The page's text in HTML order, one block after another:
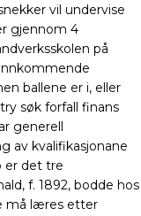
vil undervise
gjennom 4
på
ballene er i, eller
søk forfall finans
generell
av kvalifikasjonane
er det tre
f. 1892, bodde hos
må læres etter